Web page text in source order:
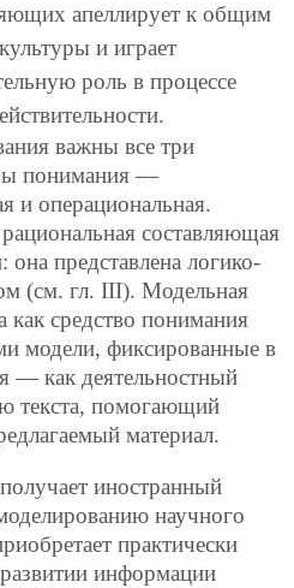
апеллирует к общим
и играет
роль в процессе
важны все три
понимания —
и операциональная.
составляющая
она представлена логико-
(см. гл. III). Модельная
средство понимания
модели, фиксированные в
— как деятельностный
текста, помогающий
материал.
иностранный
научного
практически
информации